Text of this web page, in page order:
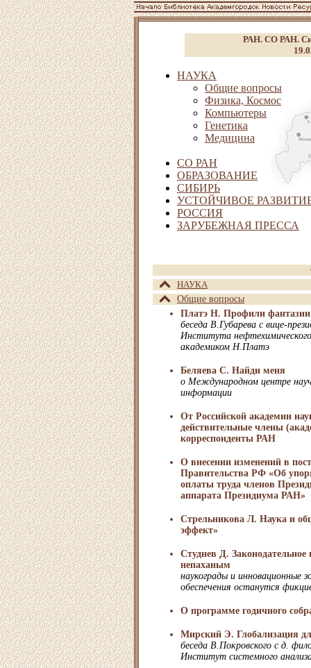
РАН. СО РАН.
НАУКА
Общие вопросы
Физика, Космос
Компьютеры
Генетика
Медицина
СО РАН
ОБРАЗОВАНИЕ
СИБИРЬ
УСТОЙЧИВОЕ
РОССИЯ
ЗАРУБЕЖНАЯ ПРЕССА
НАУКА
Общие вопросы
Платэ Н. Профили фантазии
беседа В.Губарева с вице-
Института
академиком Н.Платэ
Беляева С. Найди меня
о Международном центре
информации
От Российской академии
действительные члены
корреспонденты РАН
О внесении изменений в
Правительства РФ «Об
оплаты труда членов
аппарата Президиума РАН»
Стрельникова Л. Наука и
эффект»
Студнев Д. Законодательное
непаханым
наукограды и инновационные
обеспечения останутся
О программе годичного
Мирский Э. Глобализация
беседа В.Покровского c д.
Институт системного